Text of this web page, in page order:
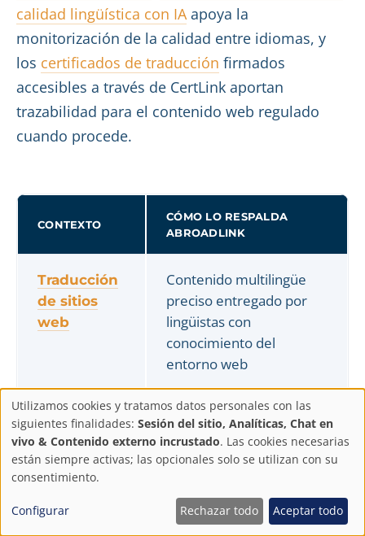
calidad lingüística con IAapoya la
monitorización de la calidad entre idiomas, y
los certificados de traducción firmados
accesibles a través de CertLink aportan
trazabilidad para el contenido web regulado
cuando procede.
CONTEXTO
CÓMO LO RESPALDA
ABROADLINK
Traducción
de sitios
web
Contenido multilingüe
preciso entregado por
lingüistas con
conocimiento del
entorno web
Adaptación
SEO
Palabras clave,
metadatos y
encabezados adaptados
Contenido Flujos de trabajo de
Configuración
de
privacidad
Utilizamos cookies y tratamos datos personales con las
siguientes finalidades: Sesión del sitio, Analíticas, Chat en
vivo & Contenido externo incrustado. Las cookies necesarias
están siempre activas; las opcionales solo se utilizan con su
consentimiento.
Configurar Rechazar todo Aceptar todo